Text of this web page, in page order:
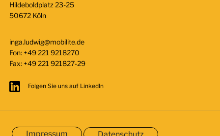
Hildeboldplatz 23-25
50672 Köln
inga.ludwig@mobilite.de
Fon: +49 221 9218270
Fax: +49 221 921827-29
Folgen Sie uns auf LinkedIn
Impressum